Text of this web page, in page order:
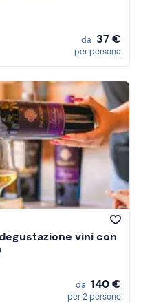
da 37 €
per persona
vini con
da 140 €
per 2 persone